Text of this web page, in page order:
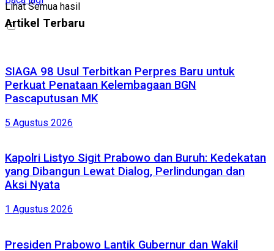
Lihat Semua hasil
Artikel Terbaru
SIAGA 98 Usul Terbitkan Perpres Baru untuk
Perkuat Penataan Kelembagaan BGN
Pascaputusan MK
5 Agustus 2026
Kapolri Listyo Sigit Prabowo dan Buruh: Kedekatan
yang Dibangun Lewat Dialog, Perlindungan dan
Aksi Nyata
1 Agustus 2026
Presiden Prabowo Lantik Gubernur dan Wakil